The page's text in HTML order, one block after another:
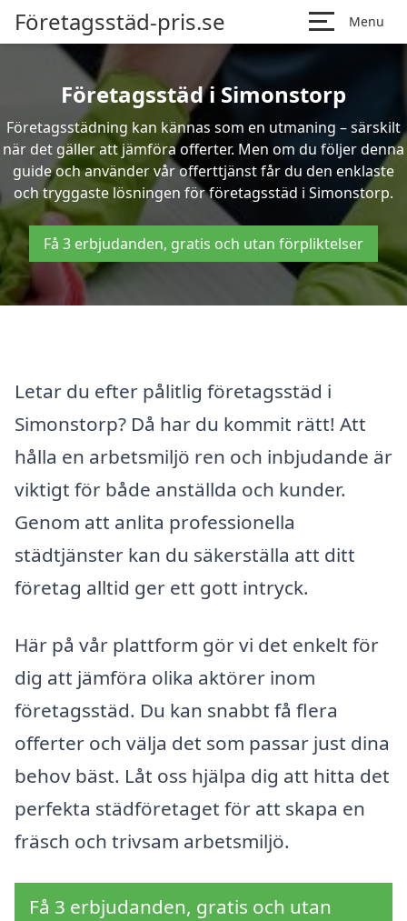
Företagsstäd-pris.se Menu
Företagsstäd i Simonstorp
Företagsstädning kan kännas som en utmaning – särskilt
när det gäller att jämföra offerter. Men om du följer denna
guide och använder vår offerttjänst får du den enklaste
och tryggaste lösningen för företagsstäd i Simonstorp.
Få 3 erbjudanden, gratis och utan förpliktelser
Letar du efter pålitlig företagsstäd i
Simonstorp? Då har du kommit rätt! Att
hålla en arbetsmiljö ren och inbjudande är
viktigt för både anställda och kunder.
Genom att anlita professionella
städtjänster kan du säkerställa att ditt
företag alltid ger ett gott intryck.
Här på vår plattform gör vi det enkelt för
dig att jämföra olika aktörer inom
företagsstäd. Du kan snabbt få flera
offerter och välja det som passar just dina
behov bäst. Låt oss hjälpa dig att hitta det
perfekta städföretaget för att skapa en
fräsch och trivsam arbetsmiljö.
Få 3 erbjudanden, gratis och utan